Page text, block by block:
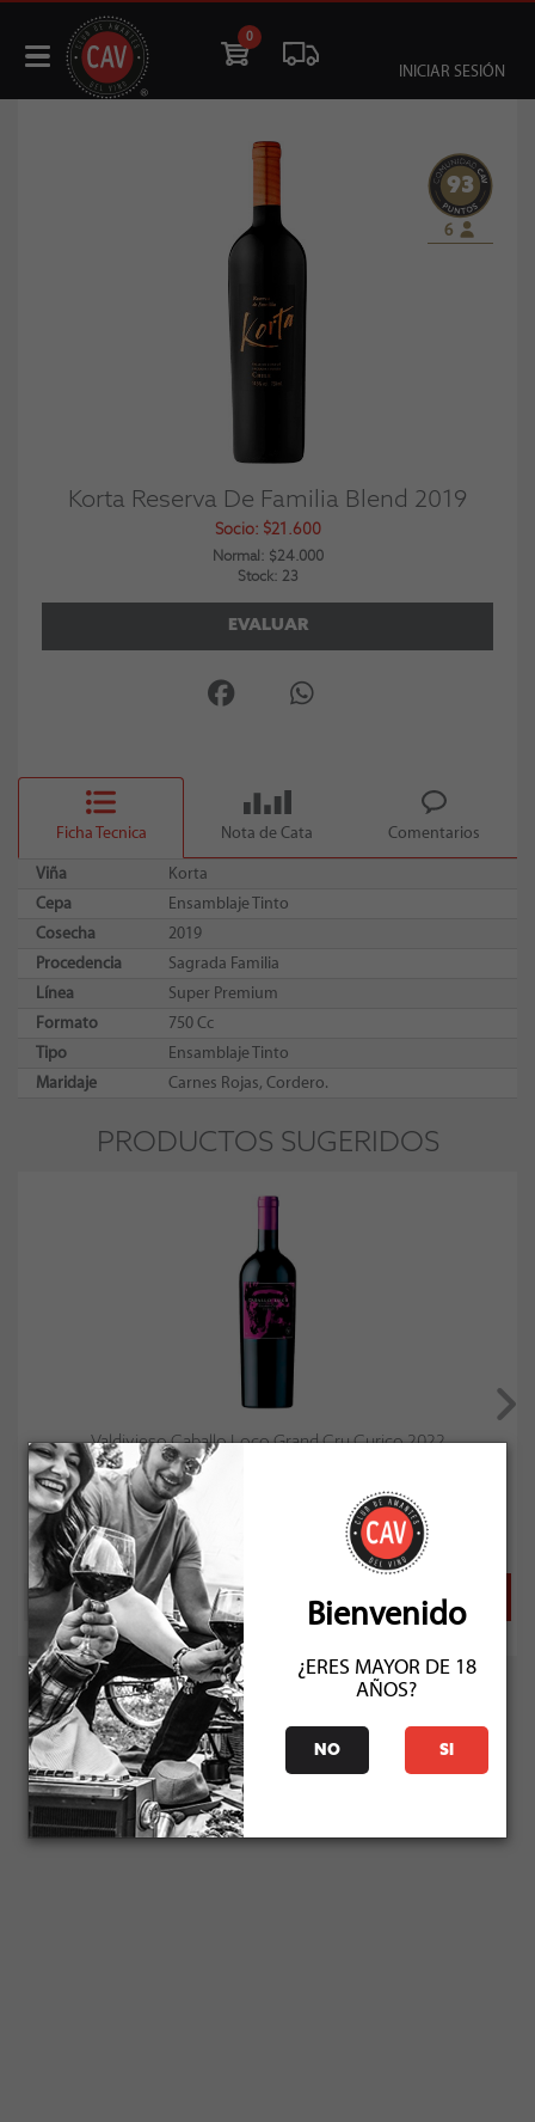
0
INICIAR SESIÓN
93
6
Korta Reserva De Familia Blend 2019
Socio: $21.600
Normal: $24.000
Stock: 23
EVALUAR
Ficha Tecnica Nota de Cata Comentarios
Viña
Korta
Cepa
Ensamblaje Tinto
Cosecha
2019
Procedencia
Sagrada Familia
Línea
Super Premium
Formato
750 Cc
Tipo
Ensamblaje Tinto
Maridaje
Carnes Rojas, Cordero.
PRODUCTOS SUGERIDOS
Valdivieso Caballo Loco Grand Cru Curico 2022
Bienvenido
¿ERES MAYOR DE 18
AÑOS?
NO SI